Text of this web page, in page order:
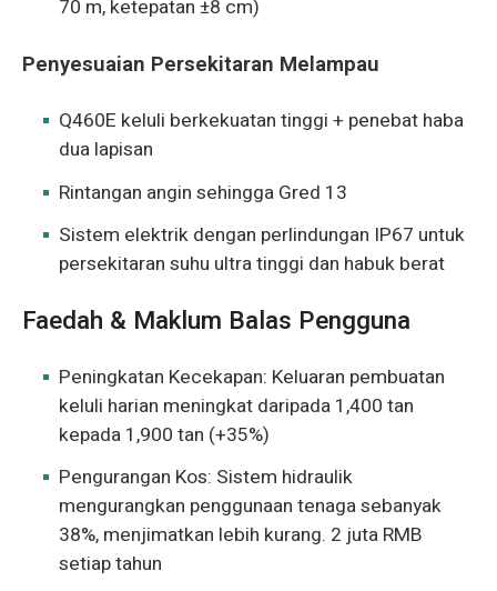
70 m, ketepatan ±8 cm)
Penyesuaian Persekitaran Melampau
Q460E keluli berkekuatan tinggi + penebat haba
dua lapisan
Rintangan angin sehingga Gred 13
Sistem elektrik dengan perlindungan IP67 untuk
persekitaran suhu ultra tinggi dan habuk berat
Faedah & Maklum Balas Pengguna
Peningkatan Kecekapan: Keluaran pembuatan
keluli harian meningkat daripada 1,400 tan
kepada 1,900 tan (+35%)
Pengurangan Kos: Sistem hidraulik
mengurangkan penggunaan tenaga sebanyak
38%, menjimatkan lebih kurang. 2 juta RMB
setiap tahun